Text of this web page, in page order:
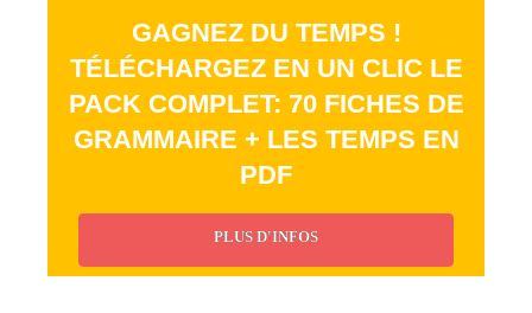
GAGNEZ DU TEMPS !
TÉLÉCHARGEZ EN UN CLIC LE
PACK COMPLET: 70 FICHES DE
GRAMMAIRE + LES TEMPS EN
PDF
PLUS D'INFOS